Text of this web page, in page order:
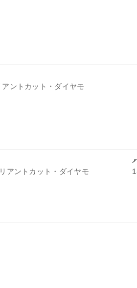
ントカット・ダイヤモ
アントカット・ダイヤモ